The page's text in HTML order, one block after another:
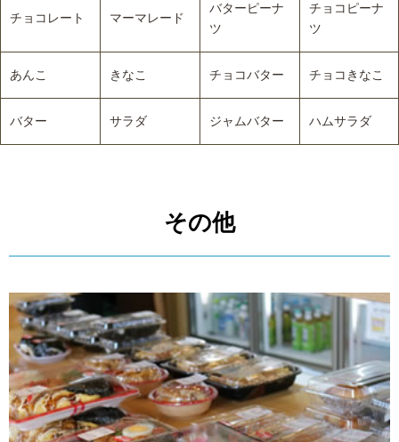
チョコレート マーマレード
バターピーナ
ツ
チョコピーナ
ツ
あんこ きなこ チョコバター チョコきなこ
バター サラダ ジャムバター ハムサラダ
その他